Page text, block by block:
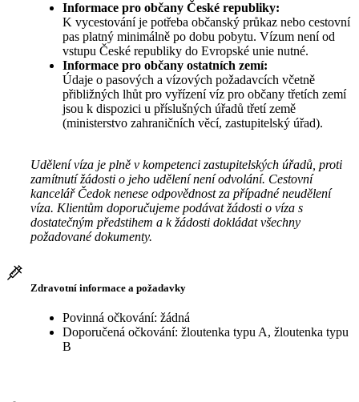
Informace pro občany České republiky:
K vycestování je potřeba občanský průkaz nebo cestovní
pas platný minimálně po dobu pobytu. Vízum není od
vstupu České republiky do Evropské unie nutné.
Informace pro občany ostatních zemí:
Údaje o pasových a vízových požadavcích včetně
přibližných lhůt pro vyřízení víz pro občany třetích zemí
jsou k dispozici u příslušných úřadů třetí země
(ministerstvo zahraničních věcí, zastupitelský úřad).
Udělení víza je plně v kompetenci zastupitelských úřadů, proti
zamítnutí žádosti o jeho udělení není odvolání. Cestovní
kancelář Čedok nenese odpovědnost za případné neudělení
víza. Klientům doporučujeme podávat žádosti o víza s
dostatečným předstihem a k žádosti dokládat všechny
požadované dokumenty.
Zdravotní informace a požadavky
Povinná očkování: žádná
Doporučená očkování: žloutenka typu A, žloutenka typu
B